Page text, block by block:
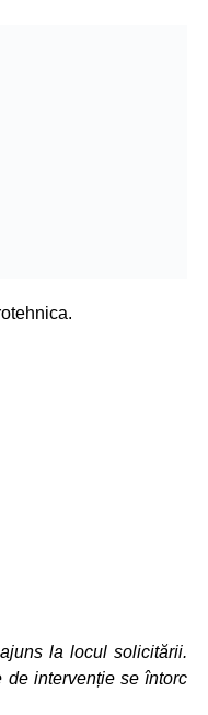
la locul solicitării.
de intervenție se întorc